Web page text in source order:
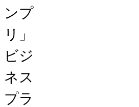
ンプ
リ」
ビジ
ネス
プラ